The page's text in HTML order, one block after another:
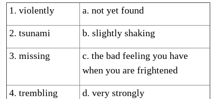
1. violently a. not yet found
2. tsunami b. slightly shaking
3. missing
c. the bad feeling you have
when you are frightened
4. trembling d. very strongly